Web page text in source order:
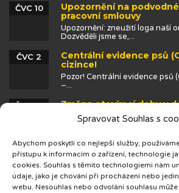
Spravovat Souhlas s
Abychom poskytli co nejlepší služby,
přístupu k informacím o zařízení, technologie
cookies. Souhlas s těmito technologiemi nám
údaje, jako je chování při procházení nebo
webu. Nesouhlas nebo odvolání souhlasu
Upozornění na
pracovní smlouvy
ČVC 10
Upozornění: zneužití loga naší
Dozvěděli jsme se,...
Centrální evidence psů
cizince!
ČVC 2
Pozor! Centrální evidence psů
–...
Změna otevírací doby v
prázdnin
ČVN 25